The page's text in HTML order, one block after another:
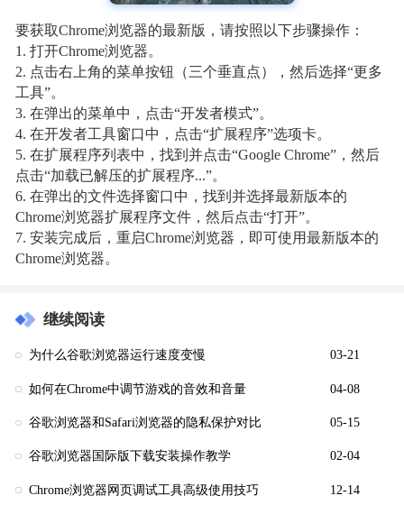
要获取Chrome浏览器的最新版，请按照以下步骤操作：
1. 打开Chrome浏览器。
2. 点击右上角的菜单按钮（三个垂直点），然后选择“更多
工具”。
3. 在弹出的菜单中，点击“开发者模式”。
4. 在开发者工具窗口中，点击“扩展程序”选项卡。
5. 在扩展程序列表中，找到并点击“Google Chrome”，然后
点击“加载已解压的扩展程序...”。
6. 在弹出的文件选择窗口中，找到并选择最新版本的
Chrome浏览器扩展程序文件，然后点击“打开”。
7. 安装完成后，重启Chrome浏览器，即可使用最新版本的
Chrome浏览器。
继续阅读
为什么谷歌浏览器运行速度变慢 03-21
如何在Chrome中调节游戏的音效和音量 04-08
谷歌浏览器和Safari浏览器的隐私保护对比 05-15
谷歌浏览器国际版下载安装操作教学 02-04
Chrome浏览器网页调试工具高级使用技巧 12-14